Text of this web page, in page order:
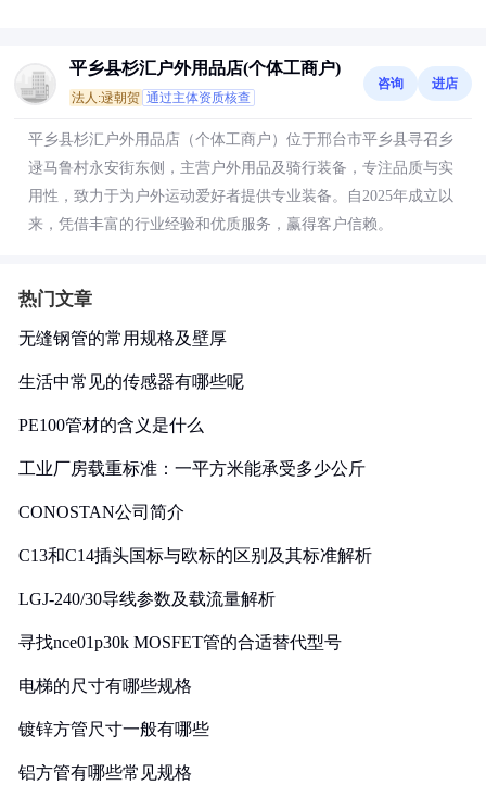
平乡县杉汇户外用品店(个体工商户)
法人:逯朝贺 通过主体资质核查
咨询 进店
平乡县杉汇户外用品店（个体工商户）位于邢台市平乡县寻召乡
逯马鲁村永安街东侧，主营户外用品及骑行装备，专注品质与实
用性，致力于为户外运动爱好者提供专业装备。自2025年成立以
来，凭借丰富的行业经验和优质服务，赢得客户信赖。
热门文章
无缝钢管的常用规格及壁厚
生活中常见的传感器有哪些呢
PE100管材的含义是什么
工业厂房载重标准：一平方米能承受多少公斤
CONOSTAN公司简介
C13和C14插头国标与欧标的区别及其标准解析
LGJ-240/30导线参数及载流量解析
寻找nce01p30k MOSFET管的合适替代型号
电梯的尺寸有哪些规格
镀锌方管尺寸一般有哪些
铝方管有哪些常见规格